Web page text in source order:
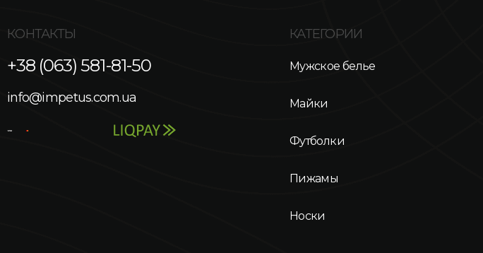
КОНТАКТЫ
+38 (063) 581-81-50
info@impetus.com.ua
КАТЕГОРИИ
Мужское белье
Майки
Футболки
Пижамы
Носки